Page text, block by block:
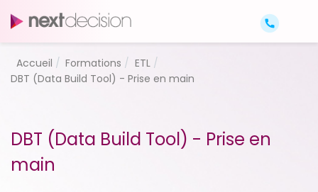
Accueil Formations
ETL
DBT (Data Build Tool) - Prise en main
DBT (Data Build Tool) - Prise en
main